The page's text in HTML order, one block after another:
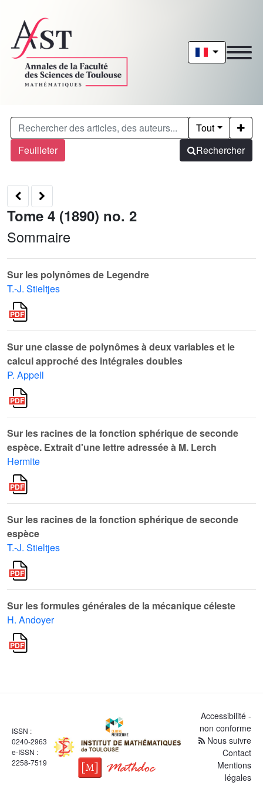
Feuilleter
Tout
Rechercher
Tome 4 (1890) no. 2
Sommaire
Sur les polynômes de Legendre
T.-J. Stieltjes
Sur une classe de polynômes à deux variables et le
calcul approché des intégrales doubles
P. Appell
Sur les racines de la fonction sphérique de seconde
espèce. Extrait d'une lettre adressée à M. Lerch
Hermite
Sur les racines de la fonction sphérique de seconde
espèce
T.-J. Stieltjes
Sur les formules générales de la mécanique céleste
H. Andoyer
ISSN :
0240-2963
e-ISSN :
2258-7519
Accessibilité -
non conforme
Nous suivre
Contact
Mentions
légales